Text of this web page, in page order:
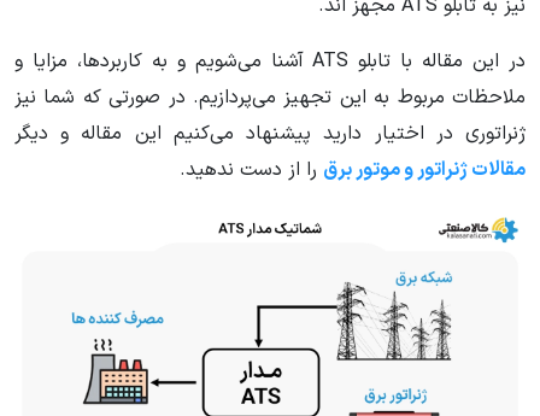
نیز به تابلو ATS مجهز اند.
در این مقاله با تابلو ATS آشنا می‌شویم و به کاربردها، مزایا و
ملاحظات مربوط به این تجهیز می‌پردازیم. در صورتی که شما نیز
ژنراتوری در اختیار دارید پیشنهاد می‌کنیم این مقاله و دیگر
مقالات ژنراتور و موتور برق را از دست ندهید.